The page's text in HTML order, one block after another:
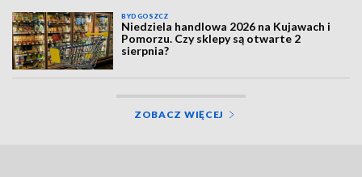
BYDGOSZCZ
Niedziela handlowa 2026 na Kujawach i
Pomorzu. Czy sklepy są otwarte 2
sierpnia?
ZOBACZ WIĘCEJ